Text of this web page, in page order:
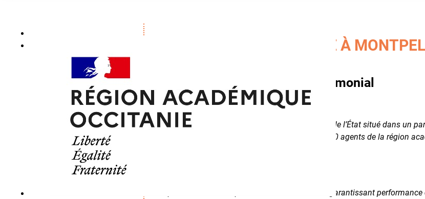
SITE DE L’ABBÉ DE L’ÉPÉE À
Rénovation d'un bâtiment patrimonial
Le projet
Le site de l’Abbé de l’Épée, bâtiment patrimonial de l’État situé dans un
réhabilitation ambitieuse pour reloger plus de 300 agents de la région
L’opération vise le respect du décret tertiaire, en garantissant